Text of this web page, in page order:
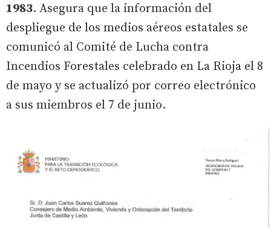
1983. Asegura que la información del
despliegue de los medios aéreos estatales se
comunicó al Comité de Lucha contra
Incendios Forestales celebrado en La Rioja el 8
de mayo y se actualizó por correo electrónico
a sus miembros el 7 de junio.